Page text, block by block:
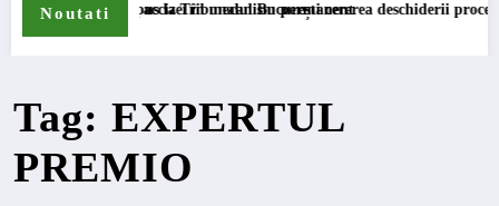
Noutati
a accizei în mecanism permanent
STB a depus la Tribunalul București cererea deschiderii procedurii de
Tag: EXPERTUL
PREMIO